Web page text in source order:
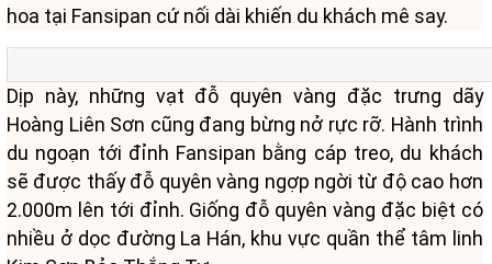
hoa tại Fansipan cứ nối dài khiến du khách mê say.
Dịp này, những vạt đỗ quyên vàng đặc trưng dãy
Hoàng Liên Sơn cũng đang bừng nở rực rỡ. Hành trình
du ngoạn tới đỉnh Fansipan bằng cáp treo, du khách
sẽ được thấy đỗ quyên vàng ngợp ngời từ độ cao hơn
2.000m lên tới đỉnh. Giống đỗ quyên vàng đặc biệt có
nhiều ở dọc đường La Hán, khu vực quần thể tâm linh